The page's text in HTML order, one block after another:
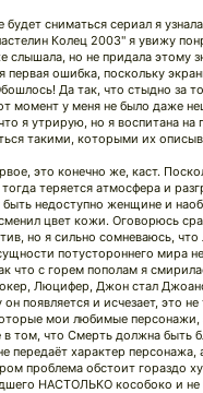
сниматься сериал я
Колец 2003" я увижу
но не придала этому
ошибка, поскольку
Да так, что стыдно за
момент у меня не было даже
я утрирую, но я воспитана на
такими, которыми их
это конечно же, каст.
теряется атмосфера и
недоступно женщине и
цвет кожи. Оговорюсь
но я сильно сомневаюсь,
потустороннего мира
что с горем пополам я
Люцифер, Джон стал
появляется и исчезает, это
мои любимые
том, что Смерть должна быть
передаёт характер
проблема обстоит гораздо
НАСТОЛЬКО кособоко и